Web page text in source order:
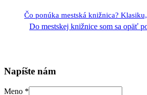
Čo ponúka mestská knižnica?
Do mestskej knižnice som sa opäť
Napíšte nám
Meno *